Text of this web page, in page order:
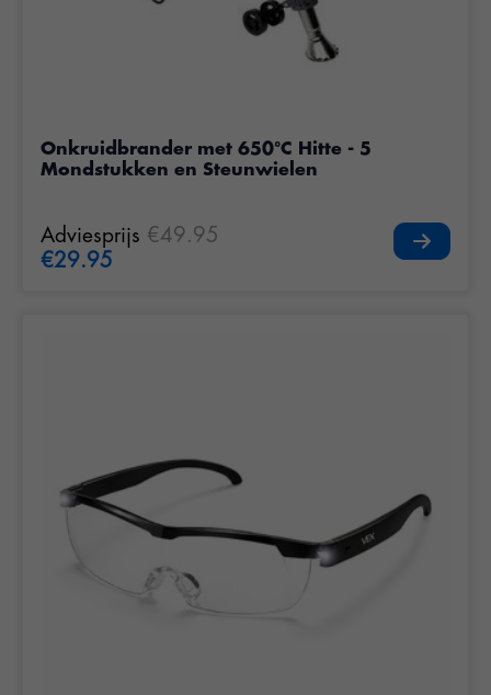
Onkruidbrander met 650°C Hitte - 5
Mondstukken en Steunwielen
Adviesprijs €49.95
€29.95